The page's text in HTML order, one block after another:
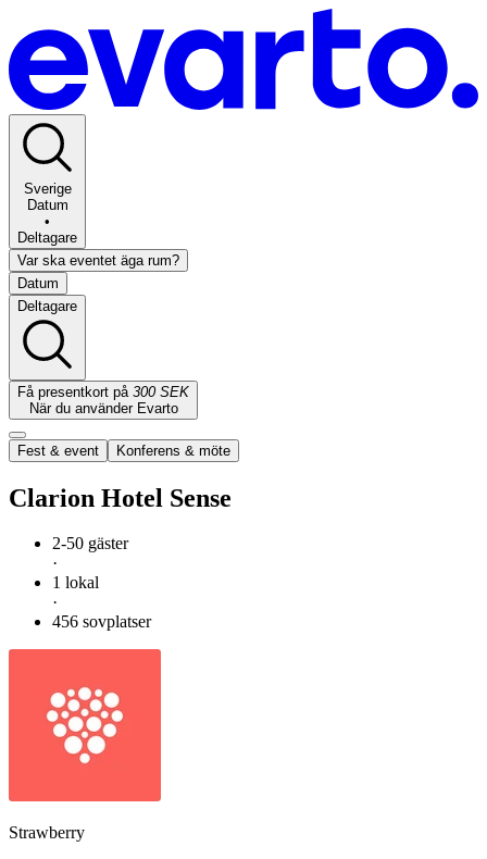
Sverige
Datum
•
Deltagare
Var ska eventet äga rum?
Datum
Deltagare
Få presentkort på 300 SEK
När du använder Evarto
Fest & event Konferens & möte
Clarion Hotel Sense
2-50 gäster
·
1 lokal
·
456 sovplatser
Strawberry